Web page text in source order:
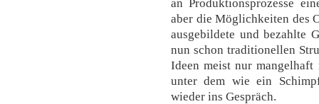
an Produktionsprozesse
aber die Möglichkeiten des
ausgebildete und bezahlte
nun schon traditionellen
Ideen meist nur mangelhaft
unter dem wie ein
wieder ins Gespräch.